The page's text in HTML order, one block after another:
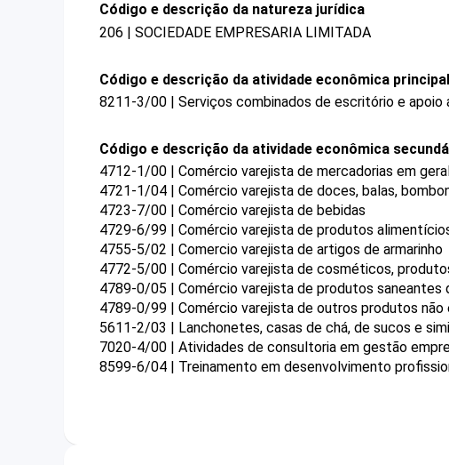
Código e descrição da natureza jurídica
206 | SOCIEDADE EMPRESARIA LIMITADA
Código e descrição da atividade econômica principal
8211-3/00 | Serviços combinados de escritório e apoio
Código e descrição da atividade econômica
4712-1/00 | Comércio varejista de mercadorias em
4721-1/04 | Comércio varejista de doces, balas,
4723-7/00 | Comércio varejista de bebidas
4729-6/99 | Comércio varejista de produtos
4755-5/02 | Comercio varejista de artigos de armarinho
4772-5/00 | Comércio varejista de cosméticos,
4789-0/05 | Comércio varejista de produtos saneantes
4789-0/99 | Comércio varejista de outros produtos
5611-2/03 | Lanchonetes, casas de chá, de sucos e
7020-4/00 | Atividades de consultoria em gestão
8599-6/04 | Treinamento em desenvolvimento